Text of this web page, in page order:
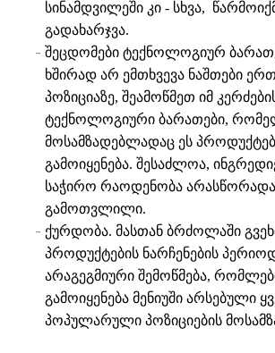
სინამდვილეში კი - სხვა,
გადახარჯვა.
შეცდომები ტექნოლოგიურ
ხშირად არ ემთხვევა ნაშთები
პოზიციაზე, შეამოწმეთ იმ
ტექნოლოგიური ბარათები,
მოსამზადებლადაც ეს
გამოიყენება. შესაძლოა,
საჭირო რაოდენობა
გამოთვლილი.
ქურდობა. მასთან ბრძოლაში
პროდუქტების ნარჩენების
არაგეგმიური შემოწმება,
გამოიყენება მენიუში არსებული
პოპულარული პოზიციების